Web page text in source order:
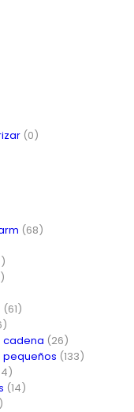
(0)
(68)
(61)
cadena (26)
pequeños (133)
(14)